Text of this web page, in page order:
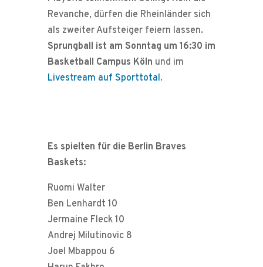
Revanche, dürfen die Rheinländer sich
als zweiter Aufsteiger feiern lassen.
Sprungball ist am Sonntag um 16:30 im
Basketball Campus Köln und im
Livestream auf Sporttotal.
Es spielten für die Berlin Braves
Baskets:
Ruomi Walter
Ben Lenhardt 10
Jermaine Fleck 10
Andrej Milutinovic 8
Joel Mbappou 6